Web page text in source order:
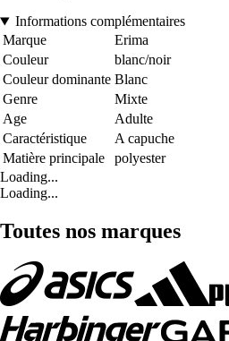
Informations complémentaires
Marque
Erima
Couleur
blanc/noir
Couleur dominante Blanc
Genre
Mixte
Age
Adulte
Caractéristique
A capuche
Matière principale
polyester
Loading...
Loading...
Toutes nos marques